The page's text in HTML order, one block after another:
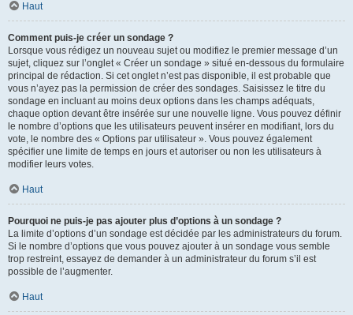
Haut
Comment puis-je créer un sondage ?
Lorsque vous rédigez un nouveau sujet ou modifiez le premier message d’un
sujet, cliquez sur l’onglet « Créer un sondage » situé en-dessous du formulaire
principal de rédaction. Si cet onglet n’est pas disponible, il est probable que
vous n’ayez pas la permission de créer des sondages. Saisissez le titre du
sondage en incluant au moins deux options dans les champs adéquats,
chaque option devant être insérée sur une nouvelle ligne. Vous pouvez définir
le nombre d’options que les utilisateurs peuvent insérer en modifiant, lors du
vote, le nombre des « Options par utilisateur ». Vous pouvez également
spécifier une limite de temps en jours et autoriser ou non les utilisateurs à
modifier leurs votes.
Haut
Pourquoi ne puis-je pas ajouter plus d’options à un sondage ?
La limite d’options d’un sondage est décidée par les administrateurs du forum.
Si le nombre d’options que vous pouvez ajouter à un sondage vous semble
trop restreint, essayez de demander à un administrateur du forum s’il est
possible de l’augmenter.
Haut